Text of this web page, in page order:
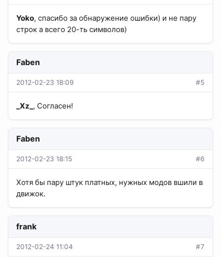
Yoko, спасибо за обнаружение ошибки) и не пару
строк а всего 20-ть символов)
Faben
2012-02-23 18:09 #5
_Xz_ , Согласен!
Faben
2012-02-23 18:15 #6
Хотя бы пару штук платных, нужных модов вшили в
движок.
frank
2012-02-24 11:04 #7